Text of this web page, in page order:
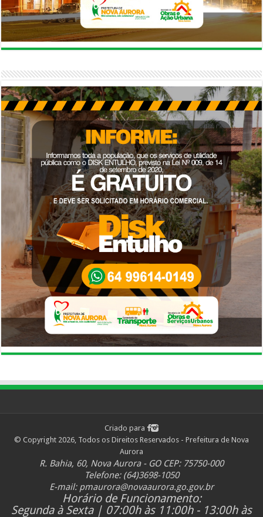
Criado para
© Copyright 2026, Todos os Direitos Reservados - Prefeitura de Nova
Aurora
R. Bahia, 60, Nova Aurora - GO CEP: 75750-000
Telefone: (64)3698-1050
E-mail: pmaurora@novaaurora.go.gov.br
Horário de Funcionamento:
Segunda à Sexta | 07:00h às 11:00h - 13:00h às